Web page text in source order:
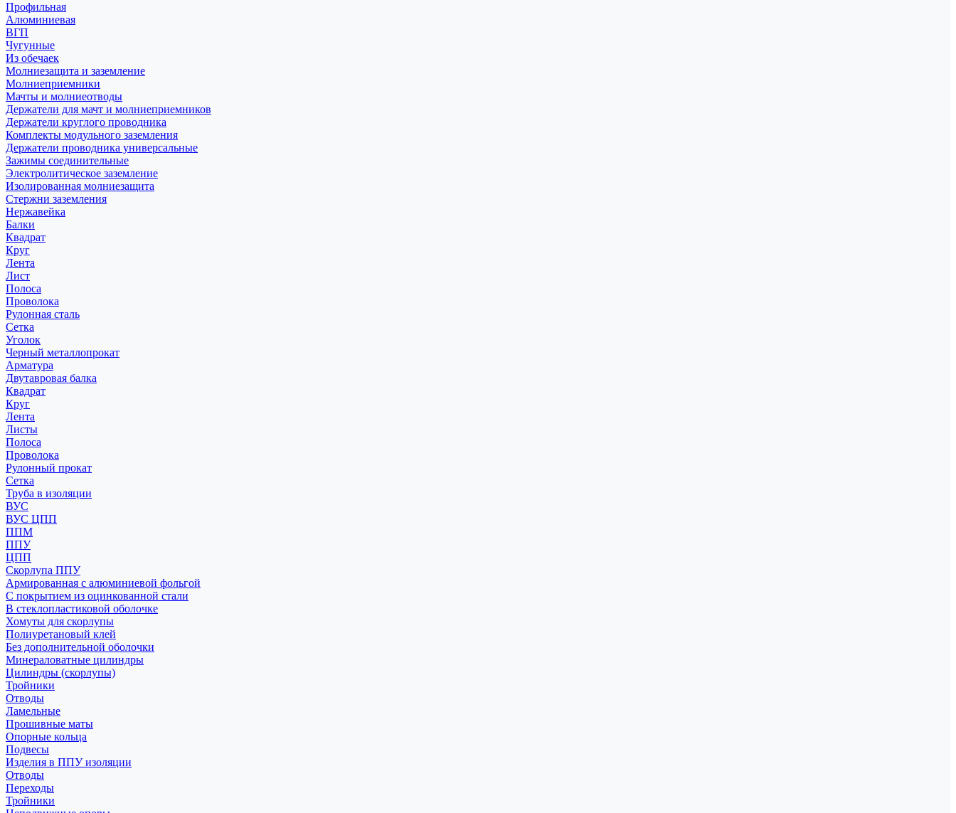
Профильная
Алюминиевая
ВГП
Чугунные
Из обечаек
Молниезащита и заземление
Молниеприемники
Мачты и молниеотводы
Держатели для мачт и молниеприемников
Держатели круглого проводника
Комплекты модульного заземления
Держатели проводника универсальные
Зажимы соединительные
Электролитическое заземление
Изолированная молниезащита
Стержни заземления
Нержавейка
Балки
Квадрат
Круг
Лента
Лист
Полоса
Проволока
Рулонная сталь
Сетка
Уголок
Черный металлопрокат
Арматура
Двутавровая балка
Квадрат
Круг
Лента
Листы
Полоса
Проволока
Рулонный прокат
Сетка
Труба в изоляции
ВУС
ВУС ЦПП
ППМ
ППУ
ЦПП
Скорлупа ППУ
Армированная с алюминиевой фольгой
С покрытием из оцинкованной стали
В стеклопластиковой оболочке
Хомуты для скорлупы
Полиуретановый клей
Без дополнительной оболочки
Минераловатные цилиндры
Цилиндры (скорлупы)
Тройники
Отводы
Ламельные
Прошивные маты
Опорные кольца
Подвесы
Изделия в ППУ изоляции
Отводы
Переходы
Тройники